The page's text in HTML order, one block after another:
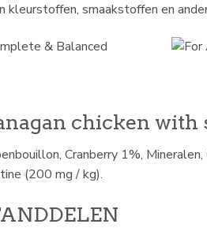
kleurstoffen, smaakstoffen en
chicken with
Cranberry 1%,
(200 mg / kg).